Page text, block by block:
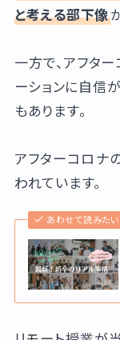
と考える部下像
一方で、アフタ
ーションに自信
もあります。
アフターコロナ
われています。
あわせて読みたい